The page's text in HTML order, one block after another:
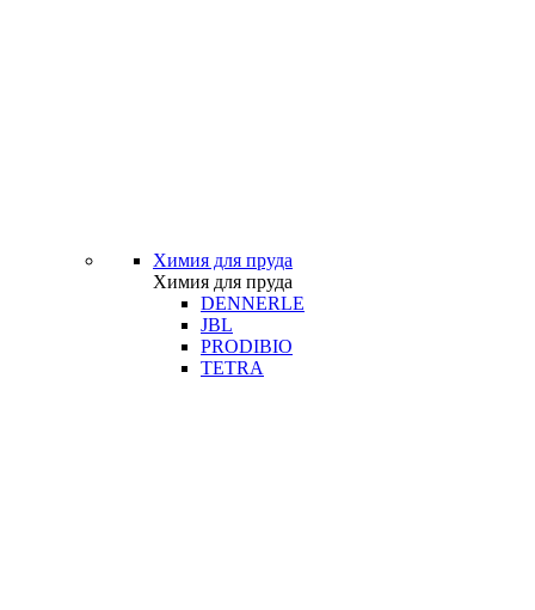
Химия для пруда
Химия для пруда
DENNERLE
JBL
PRODIBIO
TETRA